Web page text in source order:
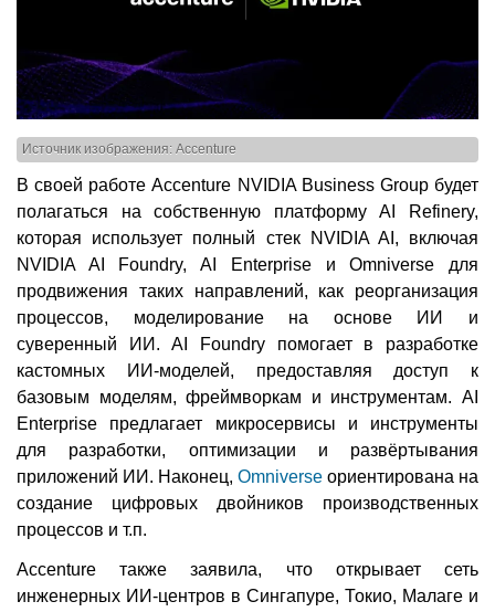
Источник изображения: Accenture
В своей работе Accenture NVIDIA Business Group будет
полагаться на собственную платформу AI Refinery,
которая использует полный стек NVIDIA AI, включая
NVIDIA AI Foundry, AI Enterprise и Omniverse для
продвижения таких направлений, как реорганизация
процессов, моделирование на основе ИИ и
суверенный ИИ. AI Foundry помогает в разработке
кастомных ИИ-моделей, предоставляя доступ к
базовым моделям, фреймворкам и инструментам. AI
Enterprise предлагает микросервисы и инструменты
для разработки, оптимизации и развёртывания
приложений ИИ. Наконец, Omniverse ориентирована на
создание цифровых двойников производственных
процессов и т.п.
Accenture также заявила, что открывает сеть
инженерных ИИ-центров в Сингапуре, Токио, Малаге и